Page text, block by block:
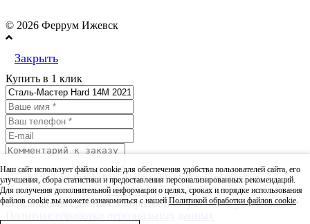
© 2026 Феррум Ижевск
Закрыть
Купить в 1 клик
check_box check_box_outline_blankЯ подтверждаю
ознакомление и даюСогласиена обработку моих
персональных данных в порядке и на условиях, указанных в
Наш сайт использует файлы cookie для обеспечения удобства пользователей сайта, его
улучшения, сбора статистики и предоставления персонализированных рекомендаций.
Для получения дополнительной информации о целях, сроках и порядке использования
файлов cookie вы можете ознакомиться с нашей Политикой обработки файлов cookie.